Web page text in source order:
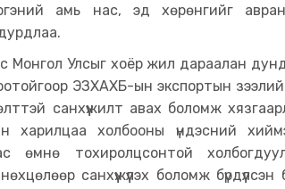
амь нас, эд хөрөнгийг
Монгол Улсыг хоёр жил дараалан
ЭЗХАХБ-ын экспортын
санхүүжилт авах боломж
харилцаа холбооны үндэсний
өмнө тохиролцсонтой
санхүүжүүлэх боломж